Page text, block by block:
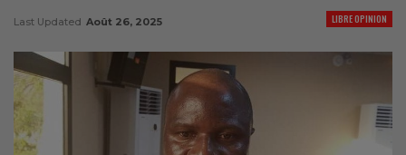
LIBRE OPINION
Last Updated Août 26, 2025